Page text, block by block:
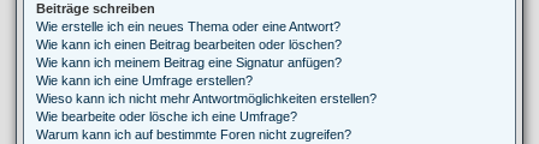
Beiträge schreiben
Wie erstelle ich ein neues Thema oder eine Antwort?
Wie kann ich einen Beitrag bearbeiten oder löschen?
Wie kann ich meinem Beitrag eine Signatur anfügen?
Wie kann ich eine Umfrage erstellen?
Wieso kann ich nicht mehr Antwortmöglichkeiten erstellen?
Wie bearbeite oder lösche ich eine Umfrage?
Warum kann ich auf bestimmte Foren nicht zugreifen?